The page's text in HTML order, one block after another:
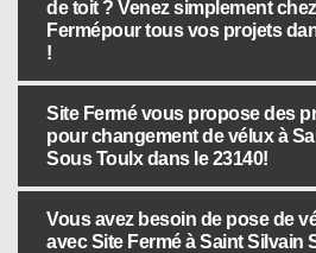
de toit ? Venez simplement
Fermépour tous vos projets
!
Site Fermé vous propose des
pour changement de vélux à
Sous Toulx dans le 23140!
Vous avez besoin de pose de
avec Site Fermé à Saint Silvain